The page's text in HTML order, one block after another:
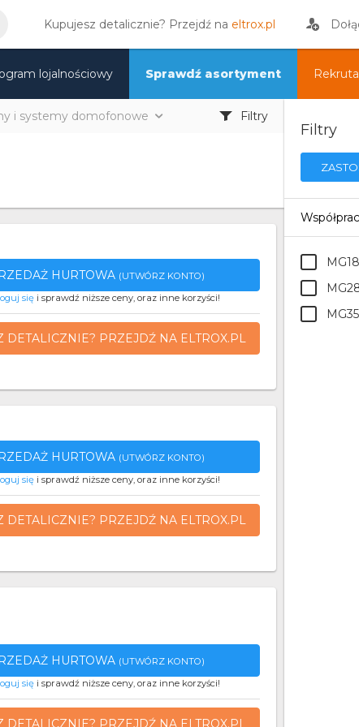
Kupujesz detalicznie? Przejdź na eltrox.pl
lojalnościowy Sprawdź asortyment
i systemy domofonowe Filtry
HURTOWA (UTWÓRZ KONTO)
sięi sprawdź niższe ceny, oraz inne korzyści!
DETALICZNIE? PRZEJDŹ NA ELTROX.PL
HURTOWA (UTWÓRZ KONTO)
sięi sprawdź niższe ceny, oraz inne korzyści!
DETALICZNIE? PRZEJDŹ NA ELTROX.PL
HURTOWA (UTWÓRZ KONTO)
sięi sprawdź niższe ceny, oraz inne korzyści!
DETALICZNIE? PRZEJDŹ NA ELTROX.PL
Filtry